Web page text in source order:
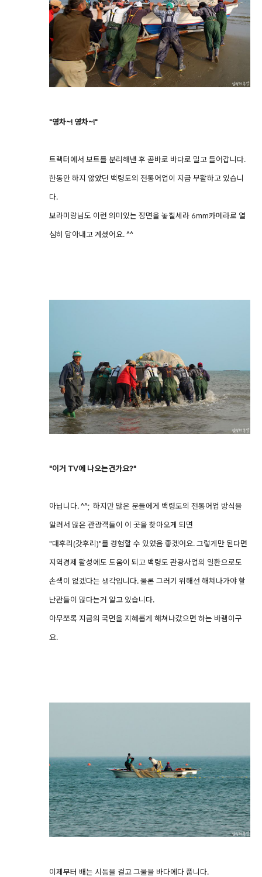
"영차~! 영차~!"
트랙터에서 보트를 분리해낸 후 곧바로 바다로 밀고 들어갑니다.
한동안 하지 않았던 백령도의 전통어업이 지금 부활하고 있습니
다.
보라미랑님도 이런 의미있는 장면을 놓칠세라 6mm카메라로 열
심히 담아내고 계셨어요. ^^
"이거 TV에 나오는건가요?"
아닙니다. ^^; 하지만 많은 분들에게 백령도의 전통어업 방식을
알려서 많은 관광객들이 이 곳을 찾아오게 되면
"대후리(갓후리)"를 경험할 수 있었음 좋겠어요. 그렇게만 된다면
지역경제 활성에도 도움이 되고 백령도 관광사업의 일환으로도
손색이 없겠다는 생각입니다. 물론 그러기 위해선 해쳐나가야 할
난관들이 많다는거 알고 있습니다.
아무쪼록 지금의 국면을 지혜롭게 해쳐나갔으면 하는 바램이구
요.
이제부터 배는 시동을 걸고 그물을 바다에다 풉니다.